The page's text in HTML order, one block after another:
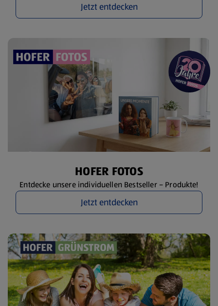
Jetzt entdecken
HOFER FOTOS
Entdecke unsere individuellen Bestseller – Produkte!
Jetzt entdecken